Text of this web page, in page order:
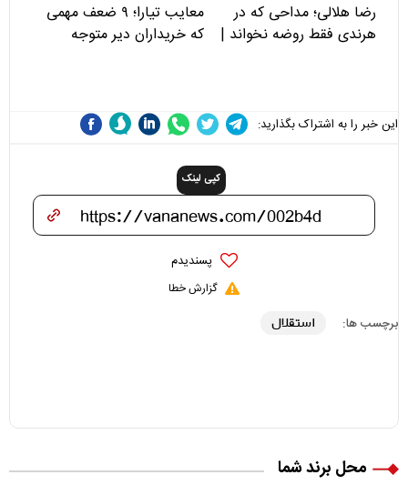
رضا هلالی؛ مداحی که در
هرندی فقط روضه نخواند |
معایب تیارا؛ ۹ ضعف مهمی
که خریداران دیر متوجه
این خبر را به اشتراک بگذارید:
کپی لینک
پسندیدم
گزارش خطا
برچسب ها: استقلال
محل برند شما